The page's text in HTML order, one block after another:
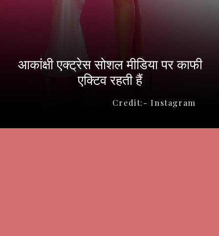
Credit:- Instagram
आकांक्षी एक्ट्रेस सोशल मीडिया पर काफी
एक्टिव रहती हैं